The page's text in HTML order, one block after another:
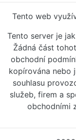
Tento web
Tento server je
Žádná část
obchodní
kopírována nebo
souhlasu
služeb, firem a
obchodními